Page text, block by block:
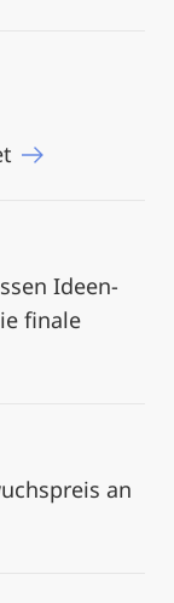
Ideen-
finale
an